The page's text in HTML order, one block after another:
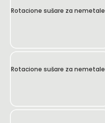
Rotacione sušare za nemetale
Rotacione sušare za nemetale